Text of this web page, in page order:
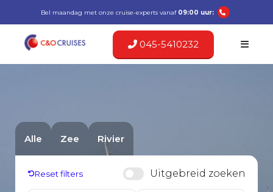
Bel maandag met onze cruise-experts vanaf 09:00 uur:
045-5410232